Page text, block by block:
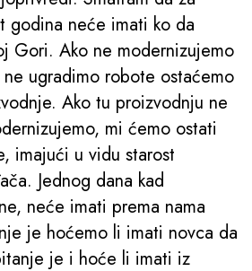
godina neće imati ko da
Gori. Ako ne modernizujemo
ugradimo robote ostaćemo
Ako tu proizvodnju ne
mi ćemo ostati
imajući u vidu starost
Jednog dana kad
neće imati prema nama
je hoćemo li imati novca da
je i hoće li imati iz